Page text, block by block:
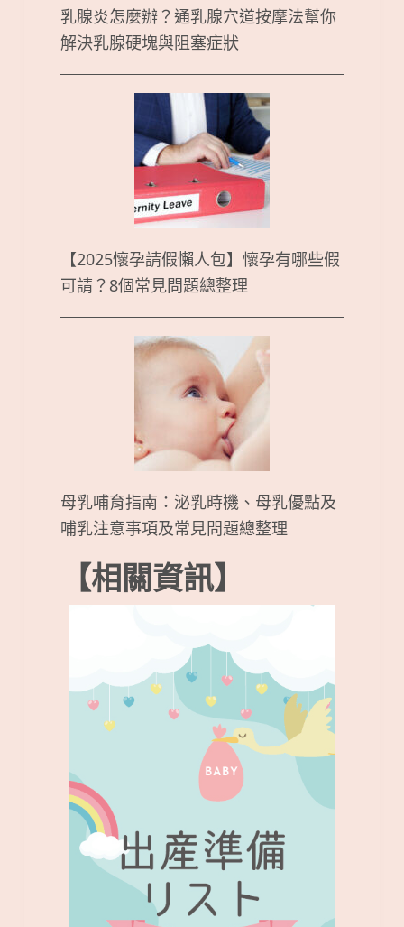
乳腺炎怎麼辦？通乳腺穴道按摩法幫你
解決乳腺硬塊與阻塞症狀
【2025懷孕請假懶人包】懷孕有哪些假
可請？8個常見問題總整理
母乳哺育指南：泌乳時機、母乳優點及
哺乳注意事項及常見問題總整理
【相關資訊】